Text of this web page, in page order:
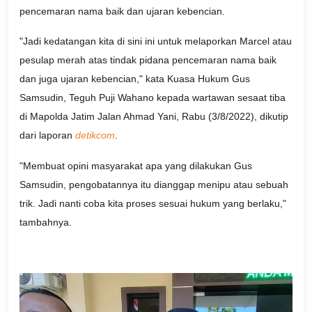
pencemaran nama baik dan ujaran kebencian.
"Jadi kedatangan kita di sini ini untuk melaporkan Marcel atau
pesulap merah atas tindak pidana pencemaran nama baik
dan juga ujaran kebencian," kata Kuasa Hukum Gus
Samsudin, Teguh Puji Wahano kepada wartawan sesaat tiba
di Mapolda Jatim Jalan Ahmad Yani, Rabu (3/8/2022), dikutip
dari laporan detikcom.
"Membuat opini masyarakat apa yang dilakukan Gus
Samsudin, pengobatannya itu dianggap menipu atau sebuah
trik. Jadi nanti coba kita proses sesuai hukum yang berlaku,"
tambahnya.